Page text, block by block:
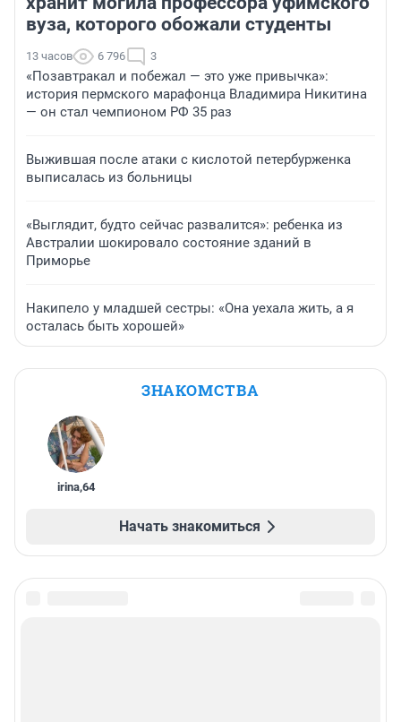
вуза, которого обожали студенты
13 часов 6 796 3
«Позавтракал и побежал — это уже привычка»:
история пермского марафонца Владимира Никитина
— он стал чемпионом РФ 35 раз
Выжившая после атаки с кислотой петербурженка
выписалась из больницы
«Выглядит, будто сейчас развалится»: ребенка из
Австралии шокировало состояние зданий в
Приморье
Накипело у младшей сестры: «Она уехала жить, а я
осталась быть хорошей»
ЗНАКОМСТВА
irina,64
Начать знакомиться